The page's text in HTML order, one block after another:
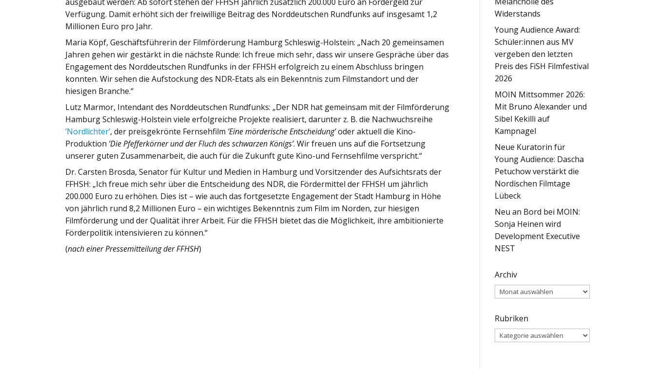
Verfügung. Damit erhöht sich der freiwillige Beitrag des Norddeutschen Rundfunks auf insgesamt 1,2
Millionen Euro pro Jahr.
Maria Köpf, Geschäftsführerin der Filmförderung Hamburg Schleswig-Holstein: „Nach 20 gemeinsamen
Jahren gehen wir gestärkt in die nächste Runde: Ich freue mich sehr, dass wir unsere Gespräche über das
Engagement des Norddeutschen Rundfunks in der FFHSH erfolgreich zu einem Abschluss bringen
konnten. Wir sehen die Aufstockung des NDR-Etats als ein Bekenntnis zum Filmstandort und der
hiesigen Branche.“
Lutz Marmor, Intendant des Norddeutschen Rundfunks: „Der NDR hat gemeinsam mit der Filmförderung
Hamburg Schleswig-Holstein viele erfolgreiche Projekte realisiert, darunter z. B. die Nachwuchsreihe
’Nordlichter’, der preisgekrönte Fernsehfilm ’Eine mörderische Entscheidung’oder aktuell die Kino-
Produktion ’Die Pfefferkörner und der Fluch des schwarzen Königs’. Wir freuen uns auf die Fortsetzung
unserer guten Zusammenarbeit, die auch für die Zukunft gute Kino-und Fernsehfilme verspricht.“
Dr. Carsten Brosda, Senator für Kultur und Medien in Hamburg und Vorsitzender des Aufsichtsrats der
FFHSH: „Ich freue mich sehr über die Entscheidung des NDR, die Fördermittel der FFHSH um jährlich
200.000 Euro zu erhöhen. Dies ist – wie auch das fortgesetzte Engagement der Stadt Hamburg in Höhe
von jährlich rund 8,2 Millionen Euro – ein wichtiges Bekenntnis zum Film im Norden, zur hiesigen
Filmförderung und der Qualität ihrer Arbeit. Für die FFHSH bietet das die Möglichkeit, ihre ambitionierte
Förderpolitik intensivieren zu können.“
(nach einer Pressemitteilung der FFHSH)
Widerstands
Young Audience Award:
Schüler:innen aus MV
vergeben den letzten
Preis des FiSH Filmfestival
2026
MOIN Mittsommer 2026:
Mit Bruno Alexander und
Sibel Kekilli auf
Kampnagel
Neue Kuratorin für
Young Audience: Dascha
Petuchow verstärkt die
Nordischen Filmtage
Lübeck
Neu an Bord bei MOIN:
Sonja Heinen wird
Development Executive
NEST
Archiv
Archiv
Rubriken
Rubriken